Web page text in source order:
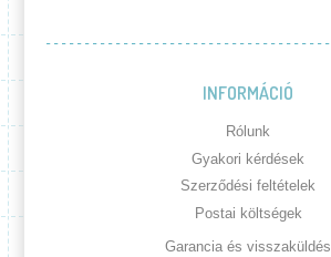
INFORMÁCIÓ
Rólunk
Gyakori kérdések
Szerződési feltételek
Postai költségek
Garancia és visszaküldés